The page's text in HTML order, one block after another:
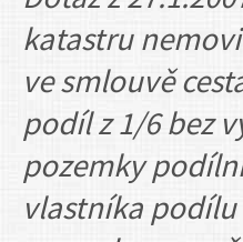
katastru
ve smlouvě
podíl z 1/6 bez
pozemky
vlastníka